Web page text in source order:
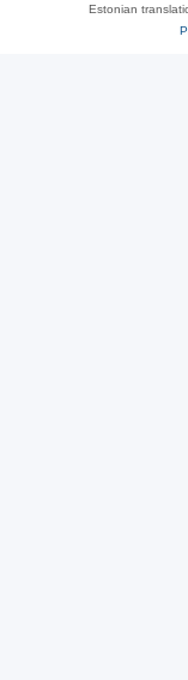
Estonian